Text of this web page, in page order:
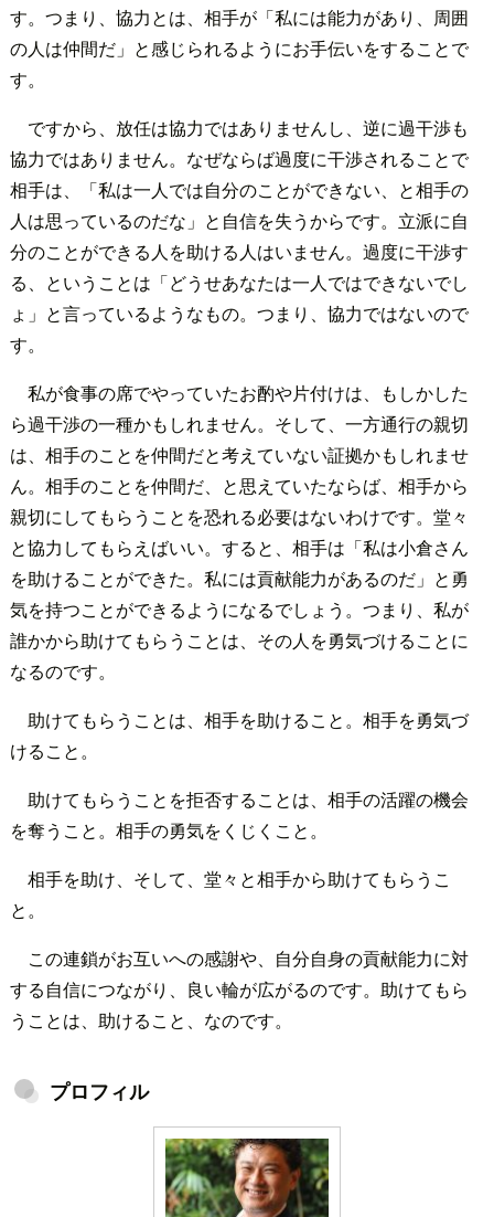
す。つまり、協力とは、相手が「私には能力があり、周囲
の人は仲間だ」と感じられるようにお手伝いをすることで
す。
ですから、放任は協力ではありませんし、逆に過干渉も
協力ではありません。なぜならば過度に干渉されることで
相手は、「私は一人では自分のことができない、と相手の
人は思っているのだな」と自信を失うからです。立派に自
分のことができる人を助ける人はいません。過度に干渉す
る、ということは「どうせあなたは一人ではできないでし
ょ」と言っているようなもの。つまり、協力ではないので
す。
私が食事の席でやっていたお酌や片付けは、もしかした
ら過干渉の一種かもしれません。そして、一方通行の親切
は、相手のことを仲間だと考えていない証拠かもしれませ
ん。相手のことを仲間だ、と思えていたならば、相手から
親切にしてもらうことを恐れる必要はないわけです。堂々
と協力してもらえばいい。すると、相手は「私は小倉さん
を助けることができた。私には貢献能力があるのだ」と勇
気を持つことができるようになるでしょう。つまり、私が
誰かから助けてもらうことは、その人を勇気づけることに
なるのです。
助けてもらうことは、相手を助けること。相手を勇気づ
けること。
助けてもらうことを拒否することは、相手の活躍の機会
を奪うこと。相手の勇気をくじくこと。
相手を助け、そして、堂々と相手から助けてもらうこ
と。
この連鎖がお互いへの感謝や、自分自身の貢献能力に対
する自信につながり、良い輪が広がるのです。助けてもら
うことは、助けること、なのです。
プロフィル